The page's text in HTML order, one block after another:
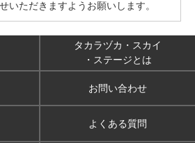
いただきますようお願いします。
タカラヅカ・スカイ
・ステージとは
お問い合わせ
よくある質問